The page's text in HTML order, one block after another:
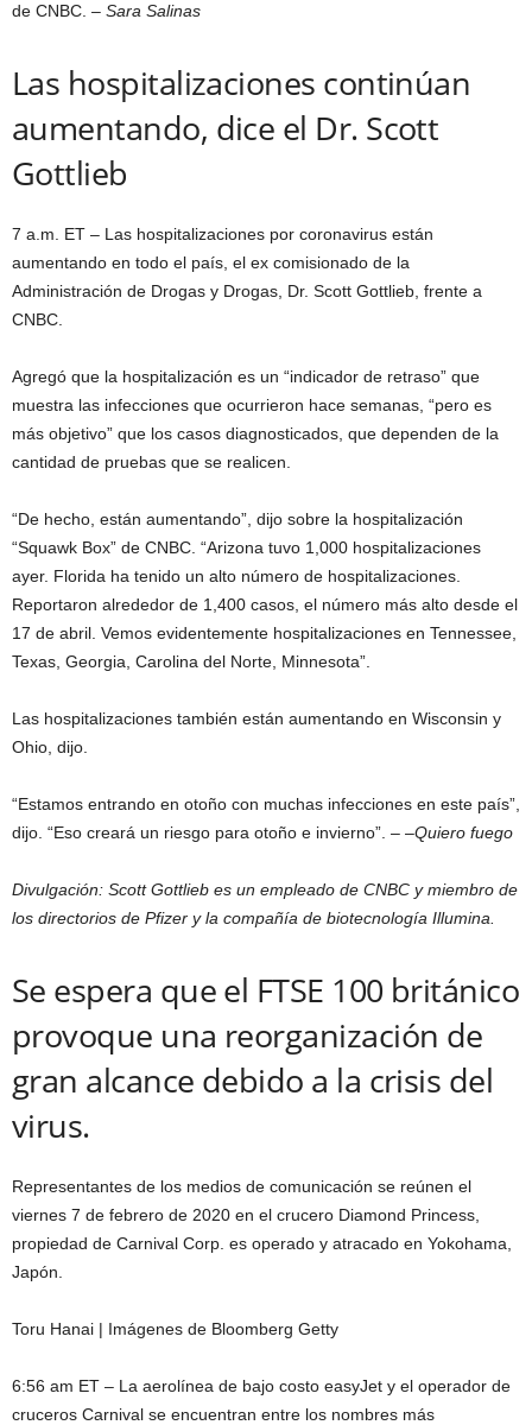
de CNBC. – Sara Salinas
Las hospitalizaciones continúan
aumentando, dice el Dr. Scott
Gottlieb
7 a.m. ET – Las hospitalizaciones por coronavirus están
aumentando en todo el país, el ex comisionado de la
Administración de Drogas y Drogas, Dr. Scott Gottlieb, frente a
CNBC.
Agregó que la hospitalización es un “indicador de retraso” que
muestra las infecciones que ocurrieron hace semanas, “pero es
más objetivo” que los casos diagnosticados, que dependen de la
cantidad de pruebas que se realicen.
“De hecho, están aumentando”, dijo sobre la hospitalización
“Squawk Box” de CNBC. “Arizona tuvo 1,000 hospitalizaciones
ayer. Florida ha tenido un alto número de hospitalizaciones.
Reportaron alrededor de 1,400 casos, el número más alto desde el
17 de abril. Vemos evidentemente hospitalizaciones en Tennessee,
Texas, Georgia, Carolina del Norte, Minnesota”.
Las hospitalizaciones también están aumentando en Wisconsin y
Ohio, dijo.
“Estamos entrando en otoño con muchas infecciones en este país”,
dijo. “Eso creará un riesgo para otoño e invierno”. – –Quiero fuego
Divulgación: Scott Gottlieb es un empleado de CNBC y miembro de
los directorios de Pfizer y la compañía de biotecnología Illumina.
Se espera que el FTSE 100 británico
provoque una reorganización de
gran alcance debido a la crisis del
virus.
Representantes de los medios de comunicación se reúnen el
viernes 7 de febrero de 2020 en el crucero Diamond Princess,
propiedad de Carnival Corp. es operado y atracado en Yokohama,
Japón.
Toru Hanai | Imágenes de Bloomberg Getty
6:56 am ET – La aerolínea de bajo costo easyJet y el operador de
cruceros Carnival se encuentran entre los nombres más